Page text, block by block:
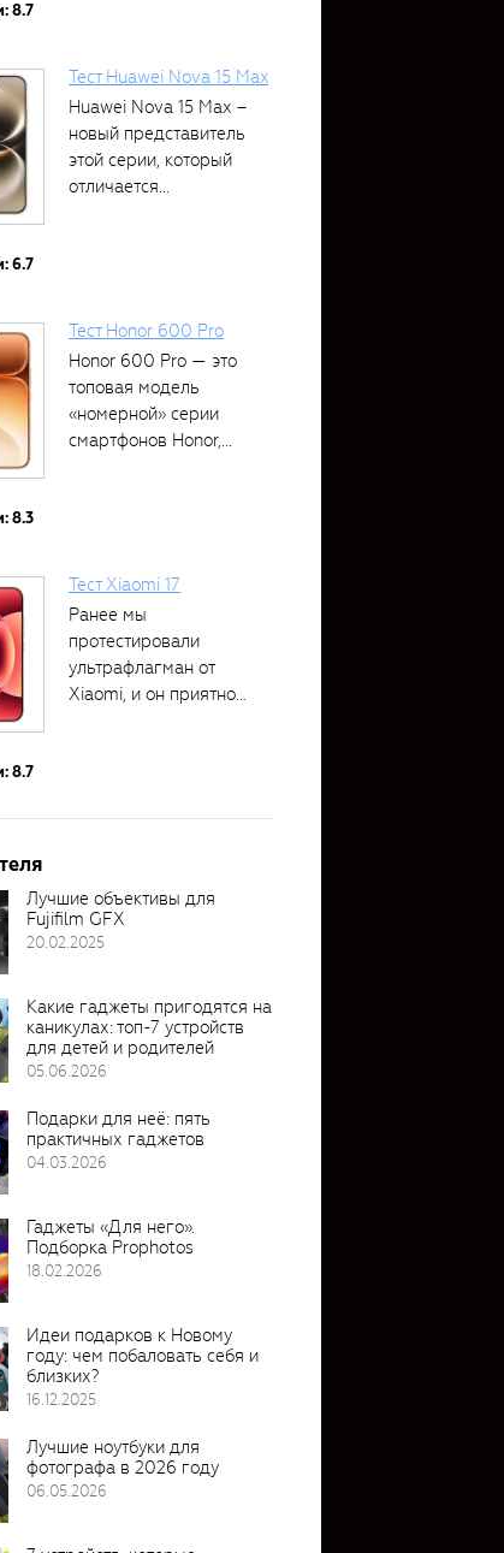
8.7
6.7
Тест Huawei Nova 15 Max
Huawei Nova 15 Max –
новый представитель
этой серии, который
отличается...
8.3
Тест Honor 600 Pro
Honor 600 Pro — это
топовая модель
«номерной» серии
смартфонов Honor,...
8.7
Тест Xiaomi 17
Ранее мы
протестировали
ультрафлагман от
Xiaomi, и он приятно
Лучшие объективы для
Fujifilm GFX
20.02.2025
Какие гаджеты пригодятся на
каникулах: топ-7 устройств
для детей и родителей
05.06.2026
Подарки для неё: пять
практичных гаджетов
04.03.2026
Гаджеты «Для него».
Подборка Prophotos
18.02.2026
Идеи подарков к Новому
году: чем побаловать себя и
близких?
16.12.2025
Лучшие ноутбуки для
фотографа в 2026 году
06.05.2026